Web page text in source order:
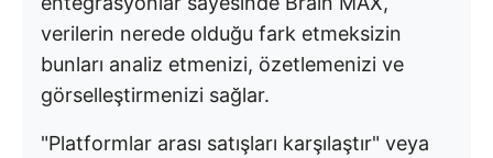
verilerin nerede olduğu fark etmeksizin
bunları analiz etmenizi, özetlemenizi ve
görselleştirmenizi sağlar.
"Platformlar arası satışları karşılaştır" veya